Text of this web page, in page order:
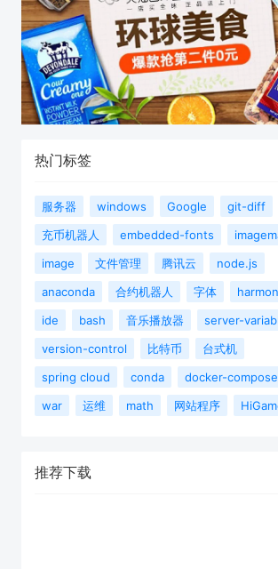
热门标签
服务器 windows Google
git-diff
充币机器人
embedded-fonts
image
文件管理 腾讯云
node.js
anaconda
合约机器人 字体
ide
bash 音乐播放器
server-
version-control
比特币
台式机
spring cloud
conda
docker-compose
war
运维 math 网站程序
推荐下载